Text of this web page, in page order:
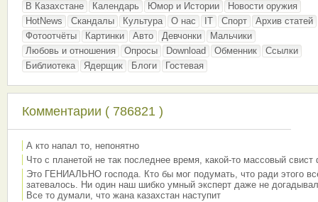
В Казахстане
Календарь Юмор и Истории
Новости оружия
HotNews
Скандалы Культура О нас IT Спорт
Архив статей
Фотоотчёты
Картинки Авто Девчонки
Мальчики
Любовь и отношения
Опросы Download Обменник
Ссылки
Библиотека
Ядерщик Блоги Гостевая
Комментарии ( 786821 )
А кто напал то, непонятно
Что с планетой не так последнее время, какой-то массовый свист
Это ГЕНИАЛЬНО господа. Кто бы мог подумать, что ради этого
затевалось. Ни один наш шибко умный эксперт даже не
Все то думали, что жана казахстан наступит